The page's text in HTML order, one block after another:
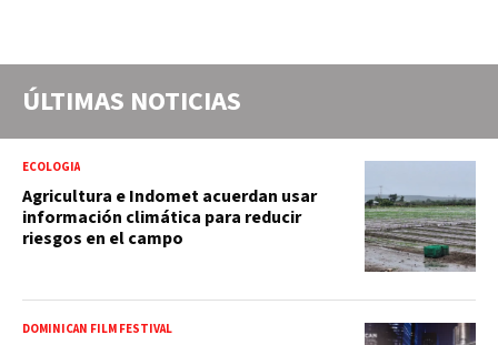
ÚLTIMAS NOTICIAS
ECOLOGIA
Agricultura e Indomet acuerdan usar
información climática para reducir
riesgos en el campo
DOMINICAN FILM FESTIVAL